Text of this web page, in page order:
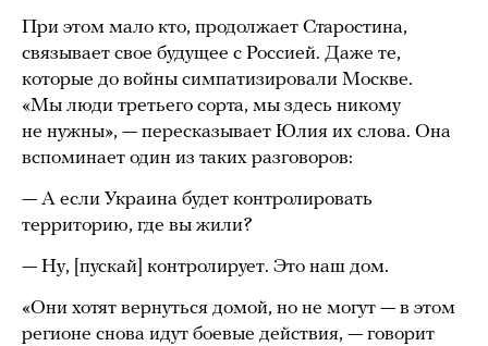
При этом мало кто, продолжает Старостина,
связывает свое будущее с Россией. Даже те,
которые до войны симпатизировали Москве.
«Мы люди третьего сорта, мы здесь никому
не нужны», — пересказывает Юлия их слова. Она
вспоминает один из таких разговоров:
— А если Украина будет контролировать
территорию, где вы жили?
— Ну, [пускай] контролирует. Это наш дом.
«Они хотят вернуться домой, но не могут — в этом
регионе снова идут боевые действия, — говорит